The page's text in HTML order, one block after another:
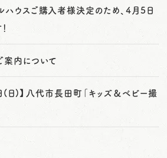
ウスご購入者様決定のため、4月5日
内について
(日)】八代市長田町「キッズ＆ベビー撮